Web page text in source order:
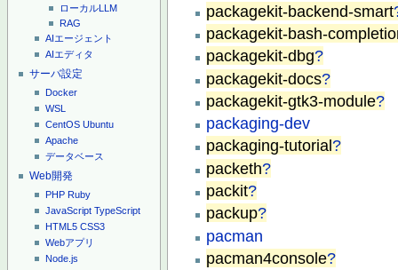
ローカルLLM
RAG
AIエージェント
AIエディタ
サーバ設定
Docker
WSL
CentOS Ubuntu
Apache
データベース
Web開発
PHP Ruby
JavaScript TypeScript
HTML5 CSS3
Webアプリ
Node.js
packagekit-backend-smart
packagekit-bash-
packagekit-dbg?
packagekit-docs?
packagekit-gtk3-module?
packaging-dev
packaging-tutorial?
packeth?
packit?
packup?
pacman
pacman4console?